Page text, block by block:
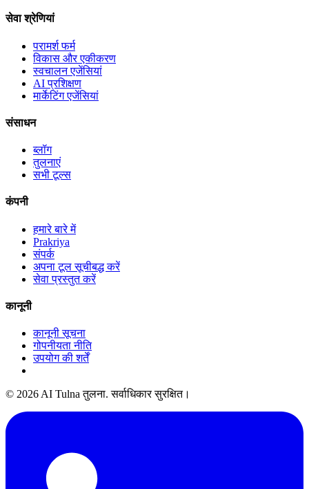
सेवा श्रेणियां
परामर्श फर्म
विकास और एकीकरण
स्वचालन एजेंसियां
AI प्रशिक्षण
मार्केटिंग एजेंसियां
संसाधन
ब्लॉग
तुलनाएं
सभी टूल्स
कंपनी
हमारे बारे में
Prakriya
संपर्क
अपना टूल सूचीबद्ध करें
सेवा प्रस्तुत करें
कानूनी
कानूनी सूचना
गोपनीयता नीति
उपयोग की शर्तें
© 2026 AI Tulna तुलना. सर्वाधिकार सुरक्षित।